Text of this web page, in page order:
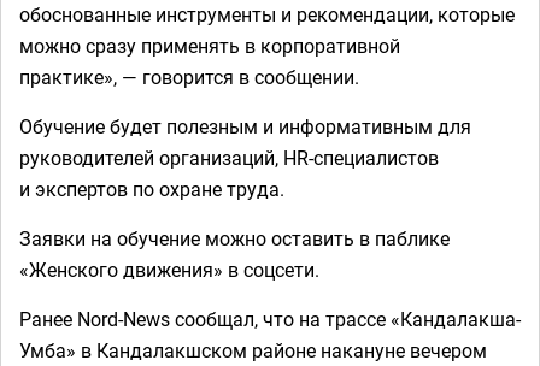
обоснованные инструменты и рекомендации, которые
можно сразу применять в корпоративной
практике», — говорится в сообщении.
Обучение будет полезным и информативным для
руководителей организаций, HR-специалистов
и экспертов по охране труда.
Заявки на обучение можно оставить в паблике
«Женского движения» в соцсети.
Ранее Nord-News сообщал, что на трассе «Кандалакша-
Умба» в Кандалакшском районе накануне вечером